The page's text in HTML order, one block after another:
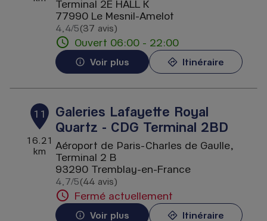
Terminal 2E HALL K
77990 Le Mesnil-Amelot
4,4/5 Note de 4.4 sur 5
(37 avis)
Ouvert 06:00 - 22:00
Voir plus Itinéraire
11
16.21
km
Galeries Lafayette Royal
Quartz - CDG Terminal 2BD
Aéroport de Paris-Charles de Gaulle,
Terminal 2 B
93290 Tremblay-en-France
4,7/5 Note de 4.7 sur 5
(44 avis)
Fermé actuellement
Voir plus Itinéraire